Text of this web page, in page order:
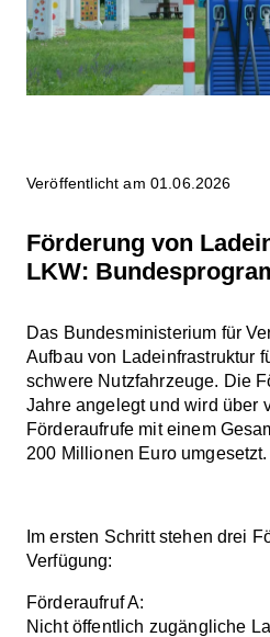
Veröffentlicht am 01.06.2026
Förderung von
LKW:
Das Bundesministerium für
Aufbau von Ladeinfrastruktur
schwere Nutzfahrzeuge. Die
Jahre angelegt und wird über
Förderaufrufe mit einem
200 Millionen Euro umgesetzt.
Im ersten Schritt stehen drei
Verfügung:
Förderaufruf A:
Nicht öffentlich zugängliche